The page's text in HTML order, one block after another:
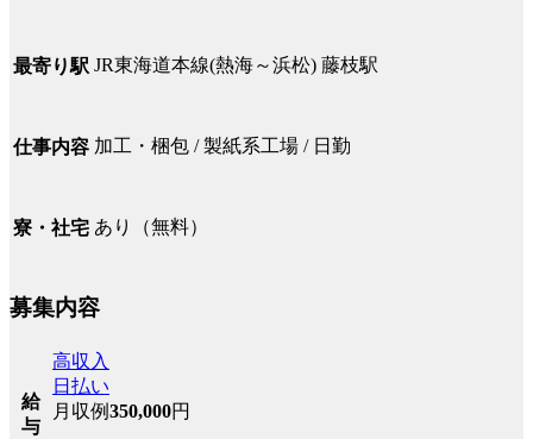
最寄り駅 JR東海道本線(熱海～浜松) 藤枝駅
仕事内容 加工・梱包 / 製紙系工場 / 日勤
寮・社宅 あり（無料）
募集内容
給
与
高収入
日払い
月収例350,000円